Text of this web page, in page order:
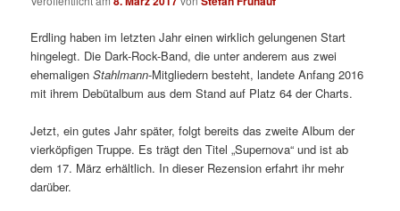
Erdling haben im letzten Jahr einen wirklich gelungenen Start
hingelegt. Die Dark-Rock-Band, die unter anderem aus zwei
ehemaligenStahlmann-Mitgliedern besteht, landete Anfang 2016
mit ihrem Debütalbum aus dem Stand auf Platz 64 der Charts.
Jetzt, ein gutes Jahr später, folgt bereits das zweite Album der
vierköpfigen Truppe. Es trägt den Titel „Supernova“ und ist ab
dem 17. März erhältlich. In dieser Rezension erfahrt ihr mehr
darüber.